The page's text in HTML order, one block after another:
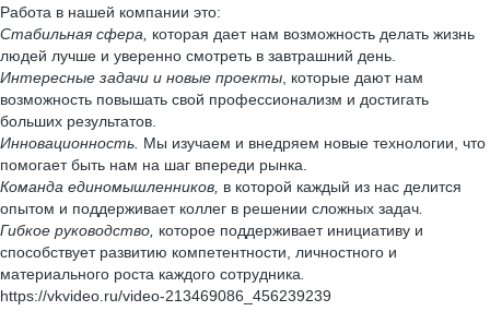
Работа в нашей компании это:
Стабильная сфера, которая дает нам возможность делать жизнь
людей лучше и уверенно смотреть в завтрашний день.
Интересные задачи и новые проекты , которые дают нам
возможность повышать свой профессионализм и достигать
больших результатов.
Инновационность. Мы изучаем и внедряем новые технологии, что
помогает быть нам на шаг впереди рынка.
Команда единомышленников, в которой каждый из нас делится
опытом и поддерживает коллег в решении сложных задач
Гибкое руководство, которое поддерживает инициативу и
способствует развитию компетентности, личностного и
материального роста каждого сотрудника
https://vkvideo.ru/video-213469086_456239239